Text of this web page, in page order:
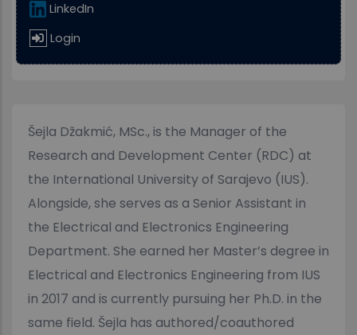
LinkedIn
Login
Šejla Džakmić, MSc., is the Manager of the
Research and Development Center (RDC) at
the International University of Sarajevo (IUS).
Alongside, she serves as a Senior Assistant in
the Electrical and Electronics Engineering
Department. She earned her Master’s degree in
Electrical and Electronics Engineering from IUS
in 2017 and is currently pursuing her Ph.D. in the
same field. Šejla has authored/coauthored